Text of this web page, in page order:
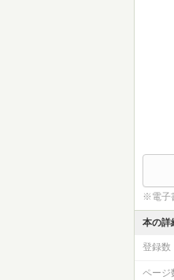
※電子
本の詳
登録数
ページ